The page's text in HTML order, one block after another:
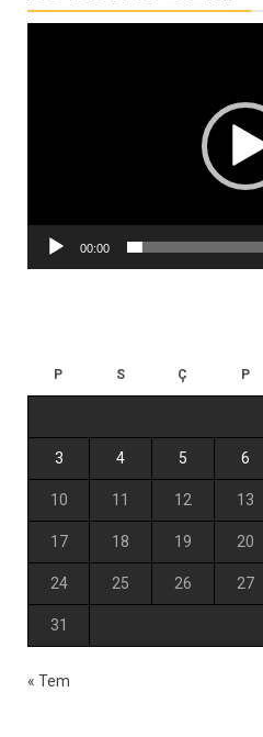
00:00
P S Ç P
3 4 5 6
10 11 12 13
17 18 19 20
24 25 26 27
31
« Tem